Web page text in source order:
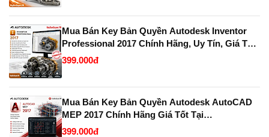
Mua Bán Key Bản Quyền Autodesk Inventor
Professional 2017 Chính Hãng, Uy Tín, Giá Tốt
Tại KeyBanQuyen.VN
399.000đ
Mua Bán Key Bản Quyền Autodesk AutoCAD
MEP 2017 Chính Hãng Giá Tốt Tại
KeyBanQuyen.VN
399.000đ